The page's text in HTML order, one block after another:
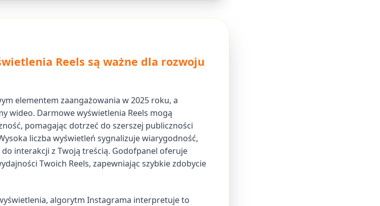
Reels są ważne dla rozwoju
elementem zaangażowania w 2025 roku, a
wideo. Darmowe wyświetlenia Reels mogą
pomagając dotrzeć do szerszej publiczności
liczba wyświetleń sygnalizuje wiarygodność,
interakcji z Twoją treścią. Godofpanel oferuje
Twoich Reels, zapewniając szybkie zdobycie
algorytm Instagrama interpretuje to